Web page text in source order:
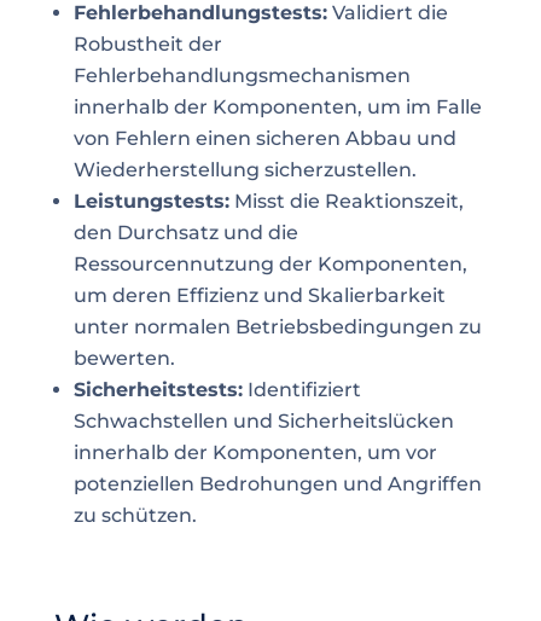
Fehlerbehandlungstests:Validiert die
Robustheit der
Fehlerbehandlungsmechanismen
innerhalb der Komponenten, um im Falle
von Fehlern einen sicheren Abbau und
Wiederherstellung sicherzustellen.
Leistungstests:Misst die Reaktionszeit,
den Durchsatz und die
Ressourcennutzung der Komponenten,
um deren Effizienz und Skalierbarkeit
unter normalen Betriebsbedingungen zu
bewerten.
Sicherheitstests:Identifiziert
Schwachstellen und Sicherheitslücken
innerhalb der Komponenten, um vor
potenziellen Bedrohungen und Angriffen
zu schützen.